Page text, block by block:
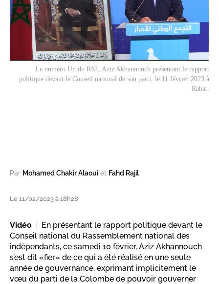
Le numéro Un du RNI, Aziz Akhannouch présentant le rapport
politique devant le Conseil national de son parti, le 11 février 2023 à
Rabat.
Par Mohamed Chakir Alaoui et Fahd Rajil
Le 11/02/2023 à 18h28
Vidéo
En présentant le rapport politique devant le
Conseil national du Rassemblement national des
indépendants, ce samedi 10 février, Aziz Akhannouch
s’est dit «fier» de ce qui a été réalisé en une seule
année de gouvernance, exprimant implicitement le
vœu du parti de la Colombe de pouvoir gouverner